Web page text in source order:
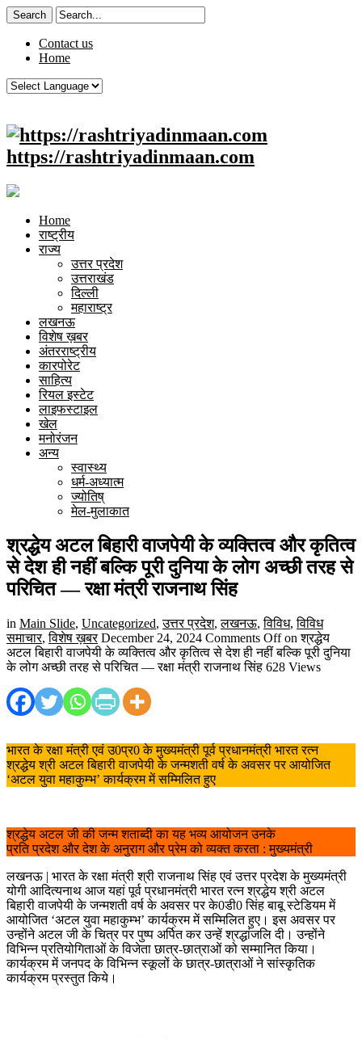
Contact us
Home
https://rashtriyadinmaan.com
Home
राष्ट्रीय
राज्य
उत्तर प्रदेश
उत्तराखंड
दिल्ली
महाराष्ट्र
लखनऊ
विशेष ख़बर
अंतरराष्ट्रीय
कारपोरेट
साहित्य
रियल इस्टेट
लाइफस्टाइल
खेल
मनोरंजन
अन्य
स्वास्थ्य
धर्म-अध्यात्म
ज्योतिष्
मेल-मुलाकात
श्रद्धेय अटल बिहारी वाजपेयी के व्यक्तित्व और कृतित्व
से देश ही नहीं बल्कि पूरी दुनिया के लोग अच्छी तरह से
परिचित — रक्षा मंत्री राजनाथ सिंह
in Main Slide, Uncategorized,उत्तर प्रदेश,लखनऊ,विविध,विविध
समाचार,विशेष ख़बर December 24, 2024 Comments Offon श्रद्धेय
अटल बिहारी वाजपेयी के व्यक्तित्व और कृतित्व से देश ही नहीं बल्कि पूरी दुनिया
के लोग अच्छी तरह से परिचित — रक्षा मंत्री राजनाथ सिंह 628 Views
भारत के रक्षा मंत्री एवं उ0प्र0 के मुख्यमंत्री पूर्व प्रधानमंत्री भारत रत्न
श्रद्धेय श्री अटल बिहारी वाजपेयी के जन्मशती वर्ष के अवसर पर आयोजित
‘अटल युवा महाकुम्भ’ कार्यक्रम में सम्मिलित हुए
श्रद्धेय अटल जी की जन्म शताब्दी का यह भव्य आयोजन उनके
प्रति प्रदेश और देश के अनुराग और प्रेम को व्यक्त करता : मुख्यमंत्री
लखनऊ | भारत के रक्षा मंत्री श्री राजनाथ सिंह एवं उत्तर प्रदेश के मुख्यमंत्री
योगी आदित्यनाथ आज यहां पूर्व प्रधानमंत्री भारत रत्न श्रद्धेय श्री अटल
बिहारी वाजपेयी के जन्मशती वर्ष के अवसर पर के0डी0 सिंह बाबू स्टेडियम में
आयोजित ‘अटल युवा महाकुम्भ’ कार्यक्रम में सम्मिलित हुए। इस अवसर पर
उन्होंने अटल जी के चित्र पर पुष्प अर्पित कर उन्हें श्रद्धांजलि दी। उन्होंने
विभिन्न प्रतियोगिताओं के विजेता छात्र-छात्राओं को सम्मानित किया।
कार्यक्रम में जनपद के विभिन्न स्कूलों के छात्र-छात्राओं ने सांस्कृतिक
कार्यक्रम प्रस्तुत किये।